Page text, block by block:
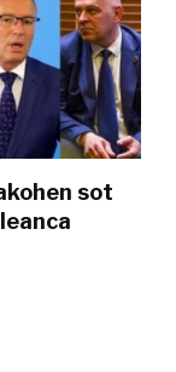
sot